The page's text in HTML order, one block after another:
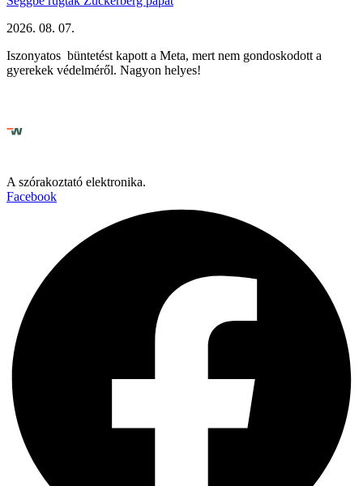
2026. 08. 07.
Iszonyatos büntetést kapott a Meta, mert nem gondoskodott a
gyerekek védelméről. Nagyon helyes!
A szórakoztató elektronika.
Facebook